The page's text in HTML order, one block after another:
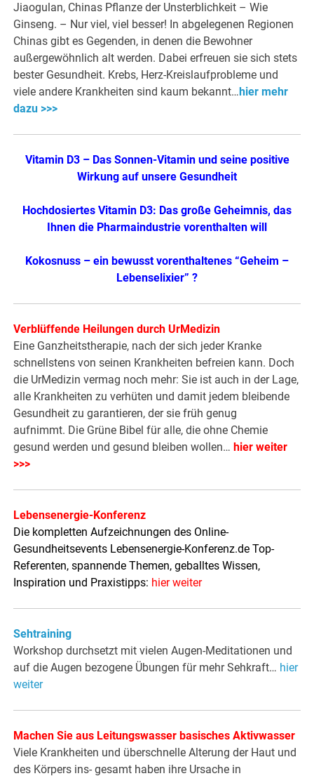
Jiaogulan, Chinas Pflanze der Unsterblichkeit – Wie
Ginseng. – Nur viel, viel besser! In abgelegenen Regionen
Chinas gibt es Gegenden, in denen die Bewohner
außergewöhnlich alt werden. Dabei erfreuen sie sich stets
bester Gesundheit. Krebs, Herz-Kreislaufprobleme und
viele andere Krankheiten sind kaum bekannt… hier mehr
dazu >>>
Vitamin D3 – Das Sonnen-Vitamin und seine positive
Wirkung auf unsere Gesundheit
Hochdosiertes Vitamin D3: Das große Geheimnis, das
Ihnen die Pharmaindustrie vorenthalten will
Kokosnuss – ein bewusst vorenthaltenes “Geheim –
Lebenselixier” ?
Verblüffende Heilungen durch UrMedizin
Eine Ganzheitstherapie, nach der sich jeder Kranke
schnellstens von seinen Krankheiten befreien kann. Doch
die UrMedizin vermag noch mehr: Sie ist auch in der Lage,
alle Krankheiten zu verhüten und damit jedem bleibende
Gesundheit zu garantieren, der sie früh genug
aufnimmt. Die Grüne Bibel für alle, die ohne Chemie
gesund werden und gesund bleiben wollen… hier weiter
>>>
Lebensenergie-Konferenz
Die kompletten Aufzeichnungen des Online-
Gesundheitsevents Lebensenergie-Konferenz.de Top-
Referenten, spannende Themen, geballtes Wissen,
Inspiration und Praxistipps: hier weiter
Sehtraining
Workshop durchsetzt mit vielen Augen-Meditationen und
auf die Augen bezogene Übungen für mehr Sehkraft… hier
weiter
Machen Sie aus Leitungswasser basisches Aktivwasser
Viele Krankheiten und überschnelle Alterung der Haut und
des Körpers ins- gesamt haben ihre Ursache in